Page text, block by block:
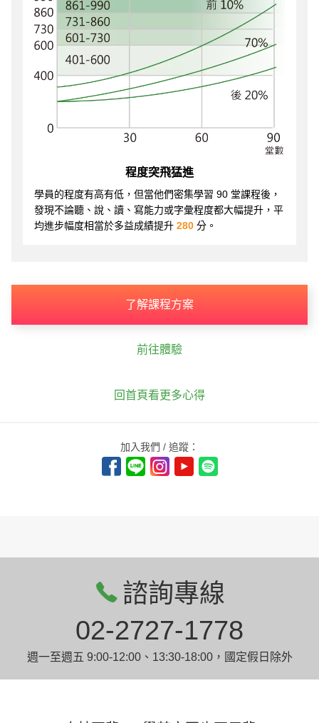
程度突飛猛進
學員的程度有高有低，但當他們密集學習 90 堂課程後，
發現不論聽、說、讀、寫能力或字彙程度都大幅提升，平
均進步幅度相當於多益成績提升 280 分。
了解課程方案
前往體驗
回首頁看更多心得
加入我們 / 追蹤：
諮詢專線
02-2727-1778
週一至週五 9:00-12:00、13:30-18:00，國定假日除外